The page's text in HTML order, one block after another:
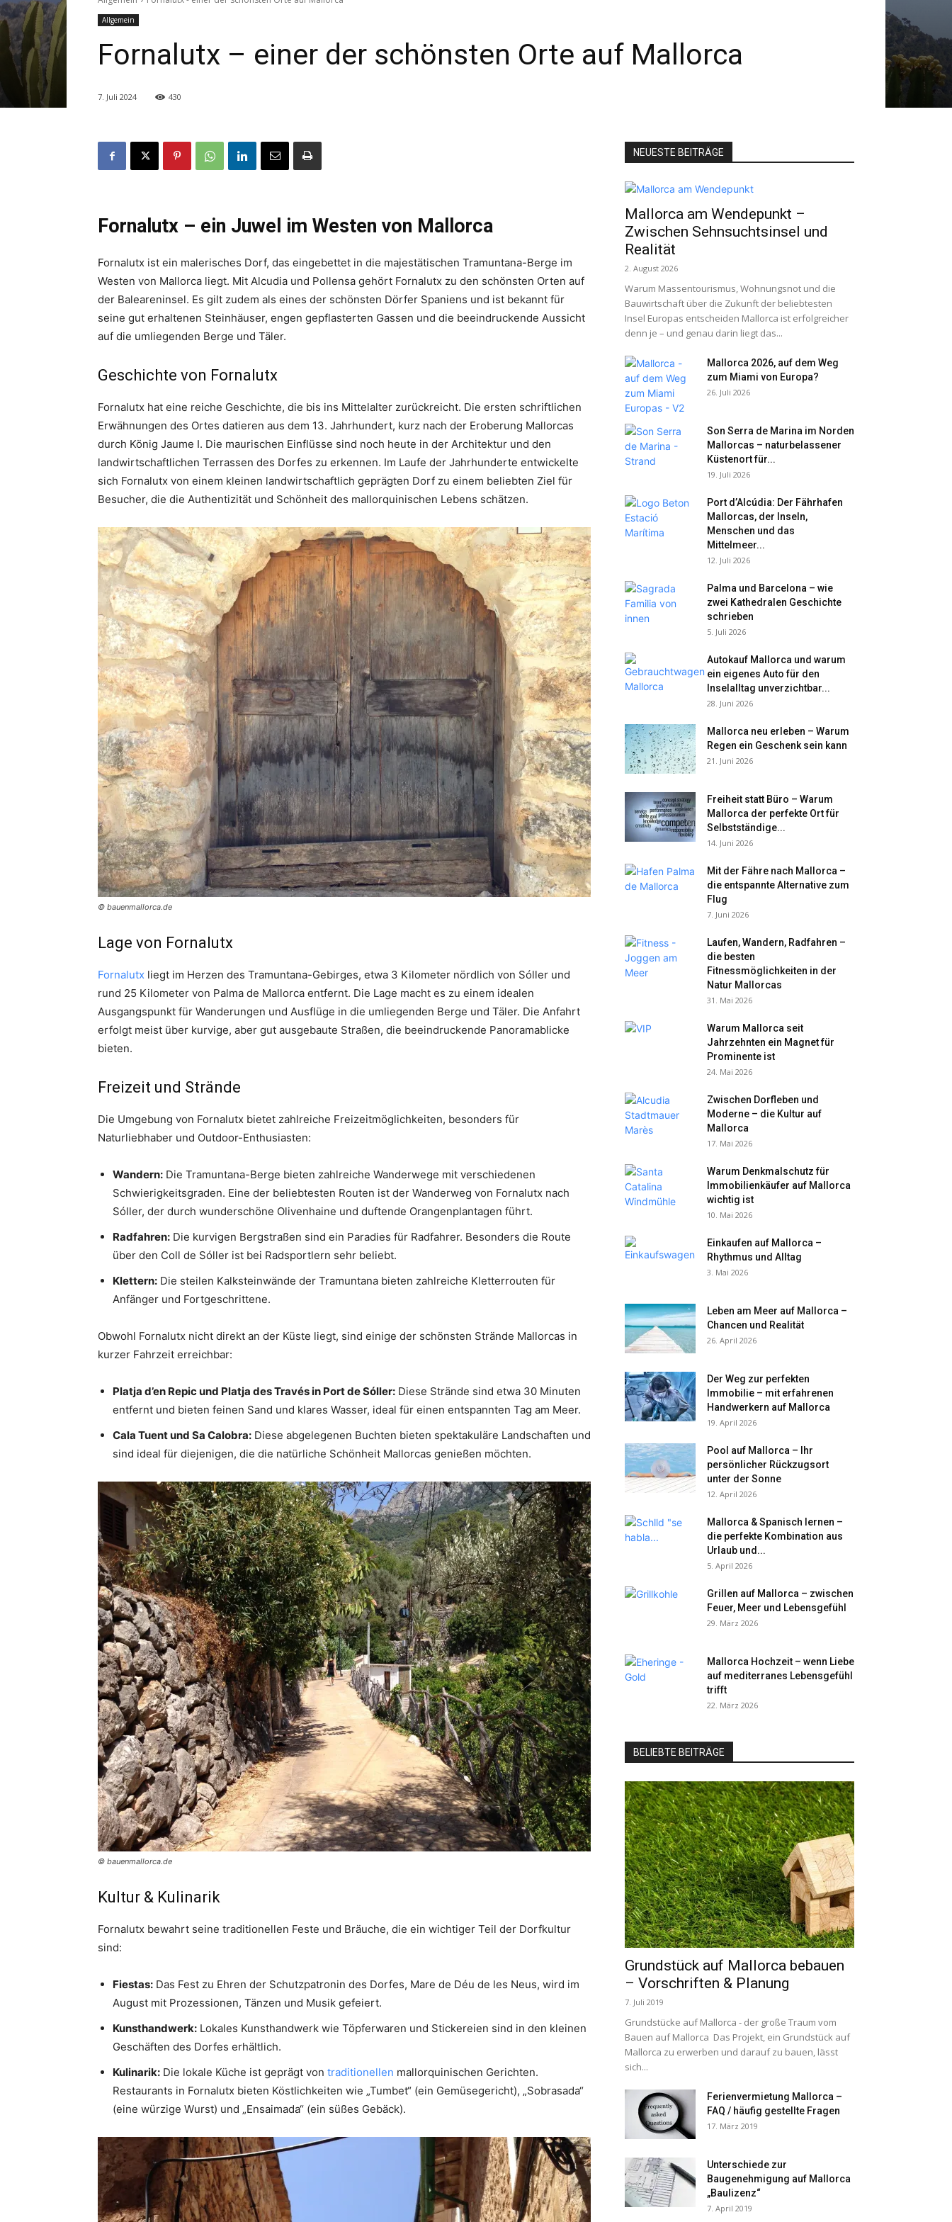
Allgemein
Fornalutx – einer der schönsten Orte auf Mallorca
7. Juli 2024 430
Fornalutx – ein Juwel im Westen von Mallorca
Fornalutx ist ein malerisches Dorf, das eingebettet in die majestätischen Tramuntana-Berge im
Westen von Mallorca liegt. Mit Alcudia und Pollensa gehört Fornalutx zu den schönsten Orten auf
der Baleareninsel. Es gilt zudem als eines der schönsten Dörfer Spaniens und ist bekannt für
seine gut erhaltenen Steinhäuser, engen gepflasterten Gassen und die beeindruckende Aussicht
auf die umliegenden Berge und Täler.
Geschichte von Fornalutx
Fornalutx hat eine reiche Geschichte, die bis ins Mittelalter zurückreicht. Die ersten schriftlichen
Erwähnungen des Ortes datieren aus dem 13. Jahrhundert, kurz nach der Eroberung Mallorcas
durch König Jaume I. Die maurischen Einflüsse sind noch heute in der Architektur und den
landwirtschaftlichen Terrassen des Dorfes zu erkennen. Im Laufe der Jahrhunderte entwickelte
sich Fornalutx von einem kleinen landwirtschaftlich geprägten Dorf zu einem beliebten Ziel für
Besucher, die die Authentizität und Schönheit des mallorquinischen Lebens schätzen.
© bauenmallorca.de
Lage von Fornalutx
Fornalutx liegt im Herzen des Tramuntana-Gebirges, etwa 3 Kilometer nördlich von Sóller und
rund 25 Kilometer von Palma de Mallorca entfernt. Die Lage macht es zu einem idealen
Ausgangspunkt für Wanderungen und Ausflüge in die umliegenden Berge und Täler. Die Anfahrt
erfolgt meist über kurvige, aber gut ausgebaute Straßen, die beeindruckende Panoramablicke
bieten.
Freizeit und Strände
Die Umgebung von Fornalutx bietet zahlreiche Freizeitmöglichkeiten, besonders für
Naturliebhaber und Outdoor-Enthusiasten:
Wandern: Die Tramuntana-Berge bieten zahlreiche Wanderwege mit verschiedenen
Schwierigkeitsgraden. Eine der beliebtesten Routen ist der Wanderweg von Fornalutx nach
Sóller, der durch wunderschöne Olivenhaine und duftende Orangenplantagen führt.
Radfahren: Die kurvigen Bergstraßen sind ein Paradies für Radfahrer. Besonders die Route
über den Coll de Sóller ist bei Radsportlern sehr beliebt.
Klettern: Die steilen Kalksteinwände der Tramuntana bieten zahlreiche Kletterrouten für
Anfänger und Fortgeschrittene.
Obwohl Fornalutx nicht direkt an der Küste liegt, sind einige der schönsten Strände Mallorcas in
kurzer Fahrzeit erreichbar:
Platja d’en Repic und Platja des Través in Port de Sóller: Diese Strände sind etwa 30 Minuten
entfernt und bieten feinen Sand und klares Wasser, ideal für einen entspannten Tag am Meer.
Cala Tuent und Sa Calobra: Diese abgelegenen Buchten bieten spektakuläre Landschaften und
sind ideal für diejenigen, die die natürliche Schönheit Mallorcas genießen möchten.
© bauenmallorca.de
Kultur & Kulinarik
Fornalutx bewahrt seine traditionellen Feste und Bräuche, die ein wichtiger Teil der Dorfkultur
sind:
Fiestas: Das Fest zu Ehren der Schutzpatronin des Dorfes, Mare de Déu de les Neus, wird im
August mit Prozessionen, Tänzen und Musik gefeiert.
Kunsthandwerk: Lokales Kunsthandwerk wie Töpferwaren und Stickereien sind in den kleinen
Geschäften des Dorfes erhältlich.
Kulinarik: Die lokale Küche ist geprägt von traditionellen mallorquinischen Gerichten.
Restaurants in Fornalutx bieten Köstlichkeiten wie „Tumbet“ (ein Gemüsegericht), „Sobrasada“
(eine würzige Wurst) und „Ensaimada“ (ein süßes Gebäck).
NEUESTE BEITRÄGE
Mallorca am Wendepunkt –
Zwischen Sehnsuchtsinsel und
Realität
2. August 2026
Warum Massentourismus, Wohnungsnot und die
Bauwirtschaft über die Zukunft der beliebtesten
Insel Europas entscheiden Mallorca ist erfolgreicher
denn je – und genau darin liegt das...
Mallorca 2026, auf dem Weg
zum Miami von Europa?
26. Juli 2026
Son Serra de Marina im Norden
Mallorcas – naturbelassener
Küstenort für...
19. Juli 2026
Port d’Alcúdia: Der Fährhafen
Mallorcas, der Inseln,
Menschen und das
Mittelmeer...
12. Juli 2026
Palma und Barcelona – wie
zwei Kathedralen Geschichte
schrieben
5. Juli 2026
Autokauf Mallorca und warum
ein eigenes Auto für den
Inselalltag unverzichtbar...
28. Juni 2026
Mallorca neu erleben – Warum
Regen ein Geschenk sein kann
21. Juni 2026
Freiheit statt Büro – Warum
Mallorca der perfekte Ort für
Selbstständige...
14. Juni 2026
Mit der Fähre nach Mallorca –
die entspannte Alternative zum
Flug
7. Juni 2026
Laufen, Wandern, Radfahren –
die besten
Fitnessmöglichkeiten in der
Natur Mallorcas
31. Mai 2026
Warum Mallorca seit
Jahrzehnten ein Magnet für
Prominente ist
24. Mai 2026
Zwischen Dorfleben und
Moderne – die Kultur auf
Mallorca
17. Mai 2026
Warum Denkmalschutz für
Immobilienkäufer auf Mallorca
wichtig ist
10. Mai 2026
Einkaufen auf Mallorca –
Rhythmus und Alltag
3. Mai 2026
Leben am Meer auf Mallorca –
Chancen und Realität
26. April 2026
Der Weg zur perfekten
Immobilie – mit erfahrenen
Handwerkern auf Mallorca
19. April 2026
Pool auf Mallorca – Ihr
persönlicher Rückzugsort
unter der Sonne
12. April 2026
Mallorca & Spanisch lernen –
die perfekte Kombination aus
Urlaub und...
5. April 2026
Grillen auf Mallorca – zwischen
Feuer, Meer und Lebensgefühl
29. März 2026
Mallorca Hochzeit – wenn Liebe
auf mediterranes Lebensgefühl
trifft
22. März 2026
BELIEBTE BEITRÄGE
Grundstück auf Mallorca bebauen
– Vorschriften & Planung
7. Juli 2019
Grundstücke auf Mallorca - der große Traum vom
Bauen auf Mallorca Das Projekt, ein Grundstück auf
Mallorca zu erwerben und darauf zu bauen, lässt
sich...
Ferienvermietung Mallorca –
FAQ / häufig gestellte Fragen
17. März 2019
Unterschiede zur
Baugenehmigung auf Mallorca
„Baulizenz“
7. April 2019